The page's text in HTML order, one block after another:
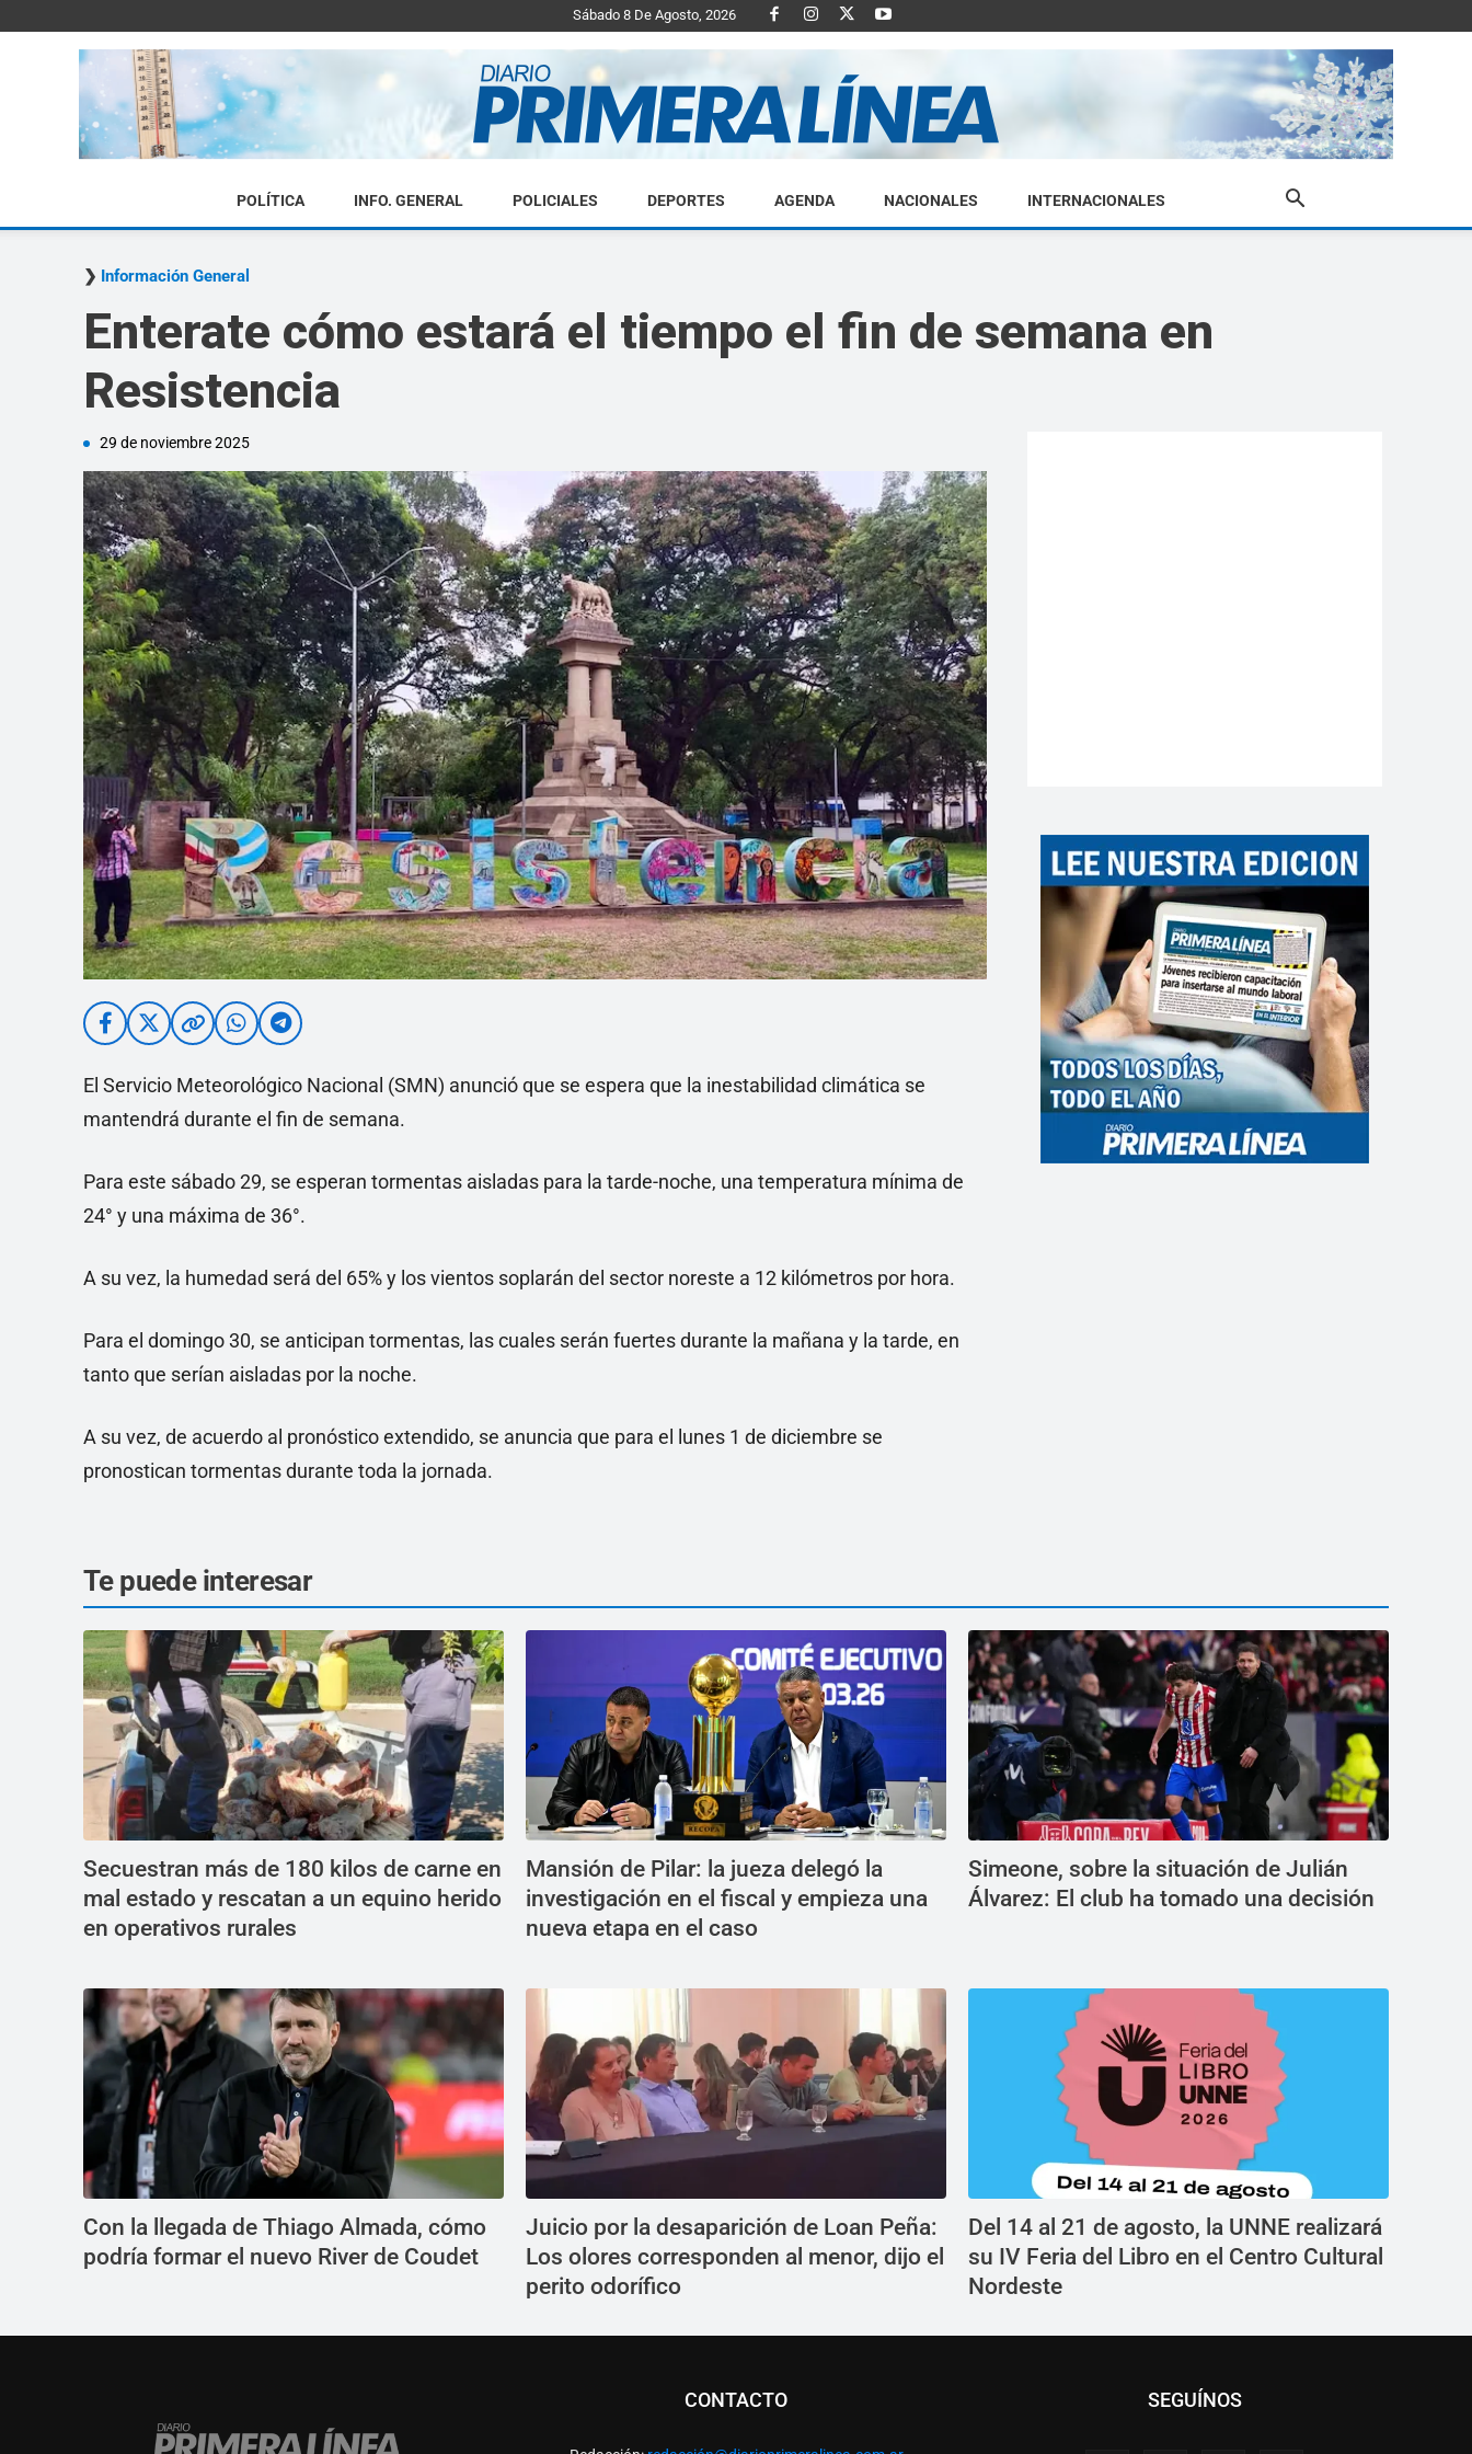
Sábado 8 De Agosto, 2026
Diario
Linea
POLÍTICA INFO. GENERAL POLICIALES DEPORTES AGENDA NACIONALES INTERNACIONALES
Información General
Enterate cómo estará el tiempo el fin de semana en
Resistencia
29 de noviembre 2025
El Servicio Meteorológico Nacional (SMN) anunció que se espera que la inestabilidad climática se
mantendrá durante el fin de semana.
Para este sábado 29, se esperan tormentas aisladas para la tarde-noche, una temperatura mínima de
24° y una máxima de 36°.
A su vez, la humedad será del 65% y los vientos soplarán del sector noreste a 12 kilómetros por hora.
Para el domingo 30, se anticipan tormentas, las cuales serán fuertes durante la mañana y la tarde, en
tanto que serían aisladas por la noche.
A su vez, de acuerdo al pronóstico extendido, se anuncia que para el lunes 1 de diciembre se
pronostican tormentas durante toda la jornada.
Te puede interesar
Secuestran más de 180 kilos de carne en
mal estado y rescatan a un equino herido
en operativos rurales
Mansión de Pilar: la jueza delegó la
investigación en el fiscal y empieza una
nueva etapa en el caso
Simeone, sobre la situación de Julián
Álvarez: El club ha tomado una decisión
Con la llegada de Thiago Almada, cómo
podría formar el nuevo River de Coudet
Juicio por la desaparición de Loan Peña:
Los olores corresponden al menor, dijo el
perito odorífico
Del 14 al 21 de agosto, la UNNE realizará
su IV Feria del Libro en el Centro Cultural
Nordeste
CONTACTO SEGUÍNOS